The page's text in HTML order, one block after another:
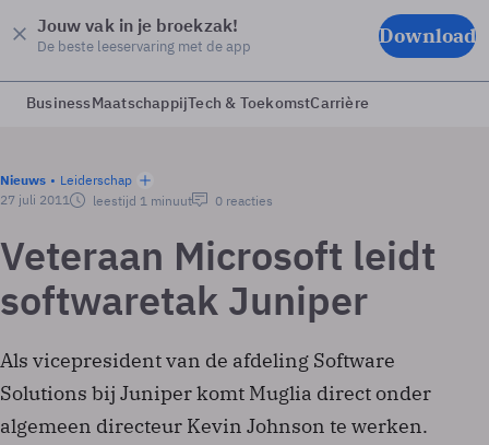
Jouw vak in je broekzak!
De beste leeservaring met de app Download
BusinessMaatschappijTech & ToekomstCarrière
Nieuws
Leiderschap
27 juli 2011
leestijd 1 minuut 0 reacties
Veteraan Microsoft leidt
softwaretak Juniper
Als vicepresident van de afdeling Software
Solutions bij Juniper komt Muglia direct onder
algemeen directeur Kevin Johnson te werken.